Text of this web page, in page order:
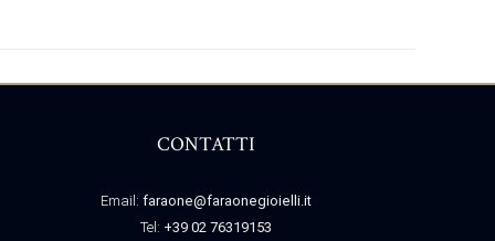
CONTATTI
Email: faraone@faraonegioielli.it
Tel: +39 02 76319153